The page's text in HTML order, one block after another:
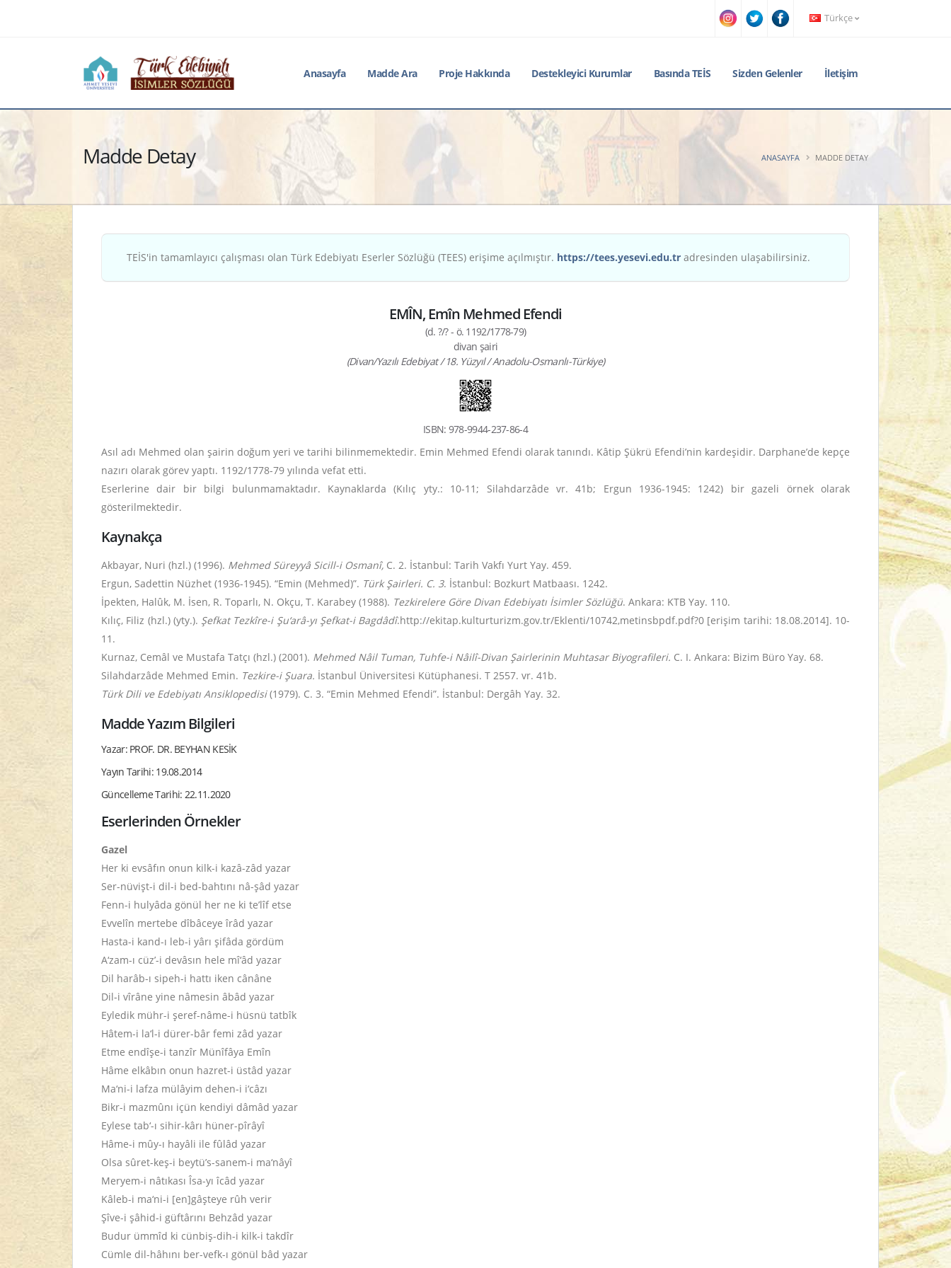
Türkçe
Anasayfa Madde Ara Proje Hakkında Destekleyici Kurumlar Basında TEİS Sizden Gelenler İletişim
Madde Detay ANASAYFA MADDE DETAY
TEİS'in tamamlayıcı çalışması olan Türk Edebiyatı Eserler Sözlüğü (TEES) erişime açılmıştır. https://tees.yesevi.edu.tr adresinden ulaşabilirsiniz.
EMÎN, Emîn Mehmed Efendi
(d. ?/? - ö. 1192/1778-79)
divan şairi
(Divan/Yazılı Edebiyat / 18. Yüzyıl / Anadolu-Osmanlı-Türkiye)
ISBN: 978-9944-237-86-4
Asıl adı Mehmed olan şairin doğum yeri ve tarihi bilinmemektedir. Emin Mehmed Efendi olarak tanındı. Kâtip Şükrü Efendi’nin kardeşidir. Darphane’de kepçe
nazırı olarak görev yaptı. 1192/1778-79 yılında vefat etti.
Eserlerine dair bir bilgi bulunmamaktadır. Kaynaklarda (Kılıç yty.: 10-11; Silahdarzâde vr. 41b; Ergun 1936-1945: 1242) bir gazeli örnek olarak
gösterilmektedir.
Kaynakça
Akbayar, Nuri (hzl.) (1996). Mehmed Süreyyâ Sicill-i Osmanî, C. 2. İstanbul: Tarih Vakfı Yurt Yay. 459.
Ergun, Sadettin Nüzhet (1936-1945). “Emin (Mehmed)”. Türk Şairleri. C. 3. İstanbul: Bozkurt Matbaası. 1242.
İpekten, Halûk, M. İsen, R. Toparlı, N. Okçu, T. Karabey (1988). Tezkirelere Göre Divan Edebiyatı İsimler Sözlüğü. Ankara: KTB Yay. 110.
Kılıç, Filiz (hzl.) (yty.). Şefkat Tezkîre-i Şu‘arâ-yı Şefkat-i Bagdâdî.http://ekitap.kulturturizm.gov.tr/Eklenti/10742,metinsbpdf.pdf?0 [erişim tarihi: 18.08.2014]. 10-
11.
Kurnaz, Cemâl ve Mustafa Tatçı (hzl.) (2001). Mehmed Nâil Tuman, Tuhfe-i Nâilî-Divan Şairlerinin Muhtasar Biyografileri. C. I. Ankara: Bizim Büro Yay. 68.
Silahdarzâde Mehmed Emin. Tezkire-i Şuara. İstanbul Üniversitesi Kütüphanesi. T 2557. vr. 41b.
Türk Dili ve Edebiyatı Ansiklopedisi(1979). C. 3. “Emin Mehmed Efendi”. İstanbul: Dergâh Yay. 32.
Madde Yazım Bilgileri
Yazar: PROF. DR. BEYHAN KESİK
Yayın Tarihi: 19.08.2014
Güncelleme Tarihi: 22.11.2020
Eserlerinden Örnekler
Gazel
Her ki evsâfın onun kilk-i kazâ-zâd yazar
Ser-nüvişt-i dil-i bed-bahtını nâ-şâd yazar
Fenn-i hulyâda gönül her ne ki te’lîf etse
Evvelîn mertebe dîbâceye îrâd yazar
Hasta-i kand-ı leb-i yârı şifâda gördüm
A‘zam-ı cüz’-i devâsın hele mî‘âd yazar
Dil harâb-ı sipeh-i hattı iken cânâne
Dil-i vîrâne yine nâmesin âbâd yazar
Eyledik mühr-i şeref-nâme-i hüsnü tatbîk
Hâtem-i la‘l-i dürer-bâr femi zâd yazar
Etme endîşe-i tanzîr Münîfâya Emîn
Hâme elkâbın onun hazret-i üstâd yazar
Ma‘ni-i lafza mülâyim dehen-i i‘câzı
Bikr-i mazmûnı içün kendiyi dâmâd yazar
Eylese tab‘-ı sihir-kârı hüner-pîrâyî
Hâme-i mûy-ı hayâli ile fûlâd yazar
Olsa sûret-keş-i beytü’s-sanem-i ma‘nâyî
Meryem-i nâtıkası Îsa-yı îcâd yazar
Kâleb-i ma‘ni-i [en]gâşteye rûh verir
Şîve-i şâhid-i güftârını Behzâd yazar
Budur ümmîd ki cünbiş-dih-i kilk-i takdîr
Cümle dil-hâhını ber-vefk-ı gönül bâd yazar